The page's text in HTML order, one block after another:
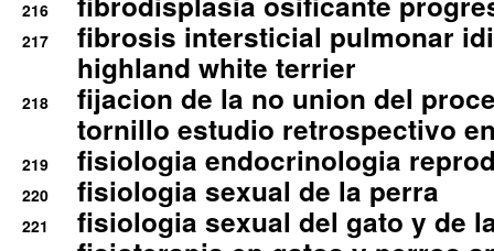
216
217
fibrosis intersticial pulmonar
highland white terrier
218
fijacion de la no union del
tornillo estudio retrospectivo
219 fisiologia endocrinologia
220 fisiologia sexual de la perra
221 fisiologia sexual del gato y de